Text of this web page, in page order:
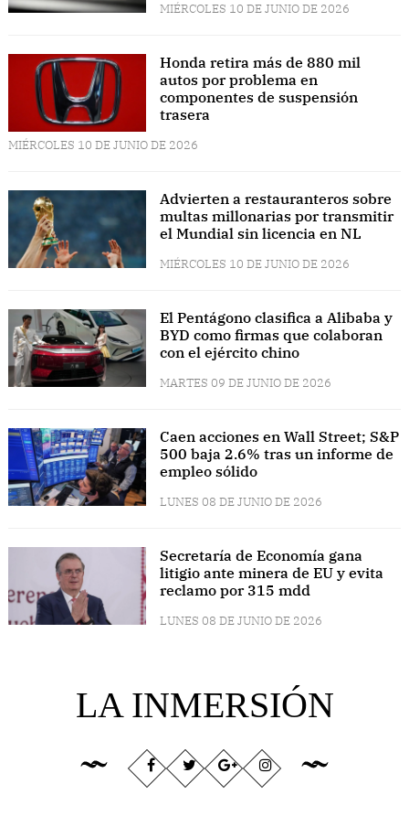
MIÉRCOLES 10 DE JUNIO DE 2026
Honda retira más de 880 mil
autos por problema en
componentes de suspensión
trasera
MIÉRCOLES 10 DE JUNIO DE 2026
Advierten a restauranteros sobre
multas millonarias por transmitir
el Mundial sin licencia en NL
MIÉRCOLES 10 DE JUNIO DE 2026
El Pentágono clasifica a Alibaba y
BYD como firmas que colaboran
con el ejército chino
MARTES 09 DE JUNIO DE 2026
Caen acciones en Wall Street; S&P
500 baja 2.6% tras un informe de
empleo sólido
LUNES 08 DE JUNIO DE 2026
Secretaría de Economía gana
litigio ante minera de EU y evita
reclamo por 315 mdd
LUNES 08 DE JUNIO DE 2026
LA INMERSIÓN